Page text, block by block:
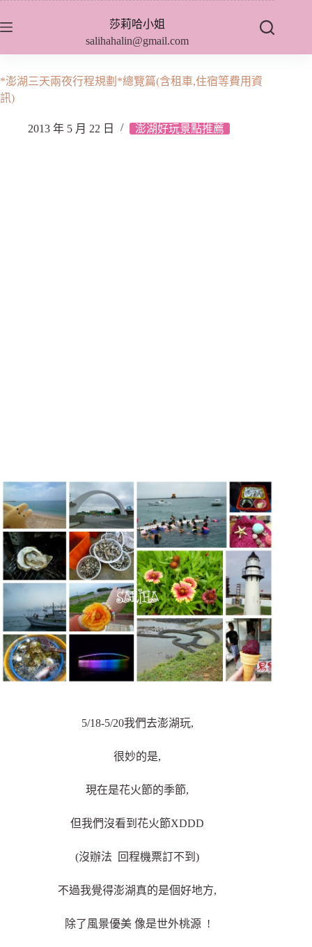
至
內
容
莎莉哈小姐
salihahalin@gmail.com
*澎湖三天兩夜行程規劃*總覽篇(含租車,住宿等費用資
訊)
2013 年 5 月 22 日 澎湖好玩景點推薦
5/18-5/20我們去澎湖玩,
很妙的是,
現在是花火節的季節,
但我們沒看到花火節XDDD
(沒辦法 回程機票訂不到)
不過我覺得澎湖真的是個好地方,
除了風景優美 像是世外桃源 !